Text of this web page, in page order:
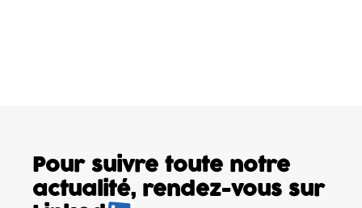
Pour suivre toute notre
actualité, rendez-vous sur